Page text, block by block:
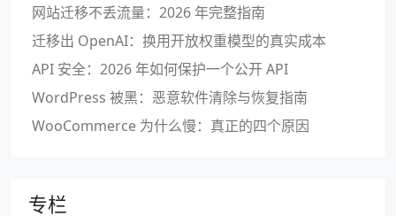
网站迁移不丢流量：2026 年完整指南
迁移出 OpenAI：换用开放权重模型的真实成本
API 安全：2026 年如何保护一个公开 API
WordPress 被黑：恶意软件清除与恢复指南
WooCommerce 为什么慢：真正的四个原因
专栏